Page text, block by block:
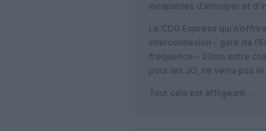
incapables d’anticiper et
Le CDG Express qui
interconnexion – gare de
fréquence – 20mn entre
pour les JO, ne verra pas le
Tout cela est affligeant…